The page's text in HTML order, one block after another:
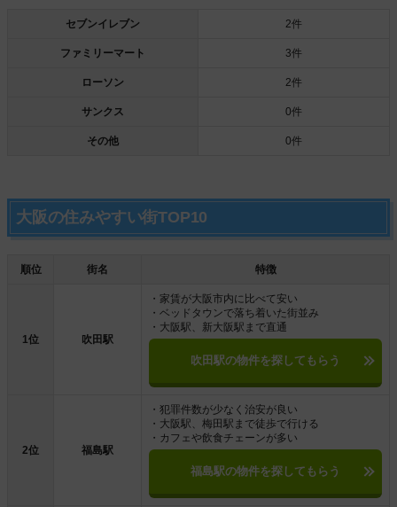
セブンイレブン 2件
ファミリーマート 3件
ローソン 2件
サンクス 0件
その他 0件
大阪の住みやすい街TOP10
順位 街名 特徴
1位 吹田駅
・家賃が大阪市内に比べて安い
・ベッドタウンで落ち着いた街並み
・大阪駅、新大阪駅まで直通
吹田駅の物件を探してもらう
2位 福島駅
・犯罪件数が少なく治安が良い
・大阪駅、梅田駅まで徒歩で行ける
・カフェや飲食チェーンが多い
福島駅の物件を探してもらう